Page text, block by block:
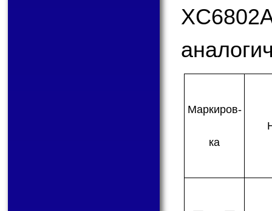
Мар­ки­ров­
ка